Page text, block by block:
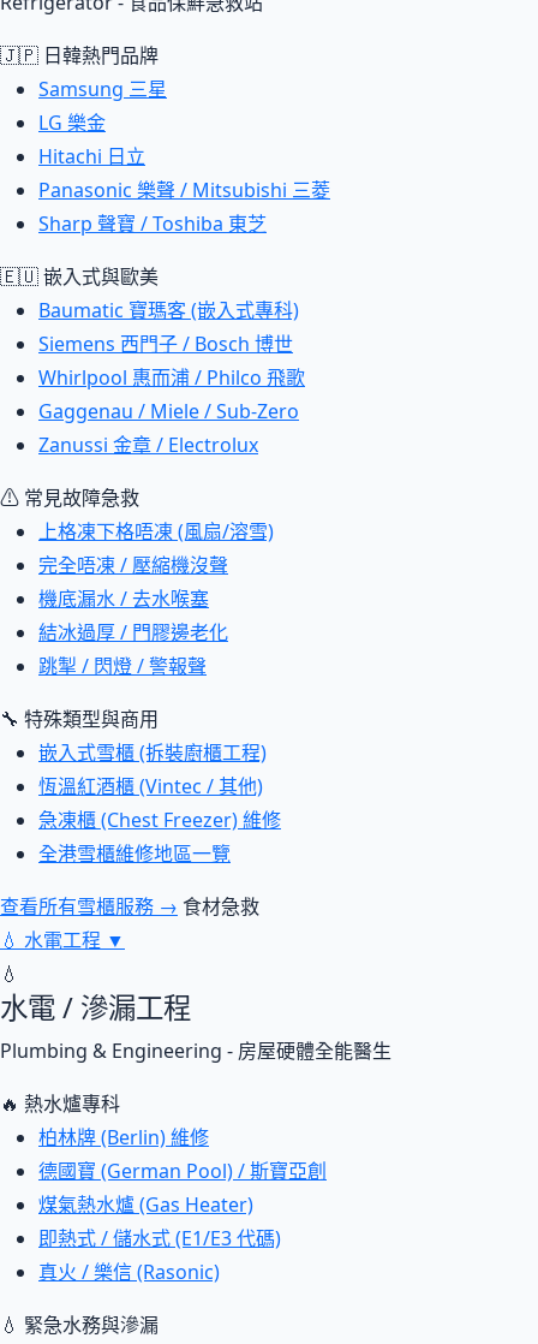
🇯🇵 日韓熱門品牌
Samsung 三星
LG 樂金
Hitachi 日立
Panasonic 樂聲 / Mitsubishi 三菱
Sharp 聲寶 / Toshiba 東芝
🇪🇺 嵌入式與歐美
Baumatic 寶瑪客 (嵌入式專科)
Siemens 西門子 / Bosch 博世
Whirlpool 惠而浦 / Philco 飛歌
Gaggenau / Miele / Sub-Zero
Zanussi 金章 / Electrolux
⚠ 常見故障急救
上格凍下格唔凍 (風扇/溶雪)
完全唔凍 / 壓縮機沒聲
機底漏水 / 去水喉塞
結冰過厚 / 門膠邊老化
跳掣 / 閃燈 / 警報聲
🔧 特殊類型與商用
嵌入式雪櫃 (拆裝廚櫃工程)
恆溫紅酒櫃 (Vintec / 其他)
急凍櫃 (Chest Freezer) 維修
全港雪櫃維修地區一覽
查看所有雪櫃服務 → 食材急救
💧 水電工程 ▼
💧
水電 / 滲漏工程
Plumbing & Engineering - 房屋硬體全能醫生
🔥 熱水爐專科
柏林牌 (Berlin) 維修
德國寶 (German Pool) / 斯寶亞創
煤氣熱水爐 (Gas Heater)
即熱式 / 儲水式 (E1/E3 代碼)
真火 / 樂信 (Rasonic)
💧 緊急水務與滲漏